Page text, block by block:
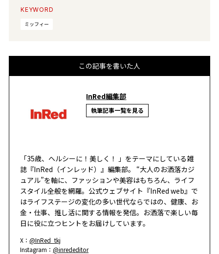
KEYWORD
ミッフィー
この記事を書いた人
InRed編集部
執筆記事一覧を見る
「35歳、ヘルシーに！美しく！ 」をテーマにしている雑
誌『InRed（インレッド）』編集部。 “大人のお洒落カジ
ュアル”を軸に、ファッションや美容はもちろん、ライフ
スタイル全般を網羅。公式ウェブサイト『InRed web』で
はライフステージの変化の多い世代ならではの、健康、お
金・仕事、推し活に関する情報を発信。お洒落で楽しい毎
日に役に立つヒントをお届けしています。
X：@InRed_tkj
Instagram：@inrededitor